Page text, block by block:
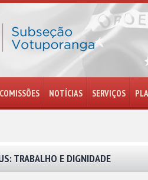
COMISSÕES NOTÍCIAS SERVIÇOS
TRABALHO E DIGNIDADE